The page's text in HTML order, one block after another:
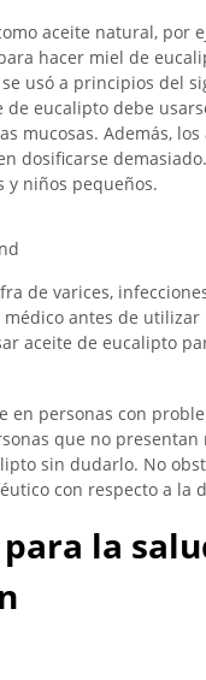
aceite natural, por
hacer miel de
usó a principios del
de eucalipto debe
mucosas. Además,
dosificarse
y niños pequeños.
de varices,
antes de
aceite de eucalipto
en personas con
que no
sin dudarlo. No
con respecto a la
la